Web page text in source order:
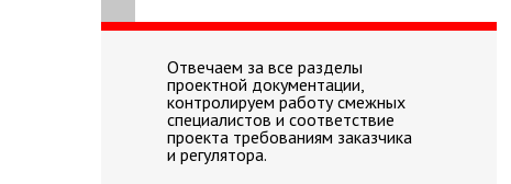
Отвечаем за все разделы
проектной документации,
контролируем работу смежных
специалистов и соответствие
проекта требованиям заказчика
и регулятора.